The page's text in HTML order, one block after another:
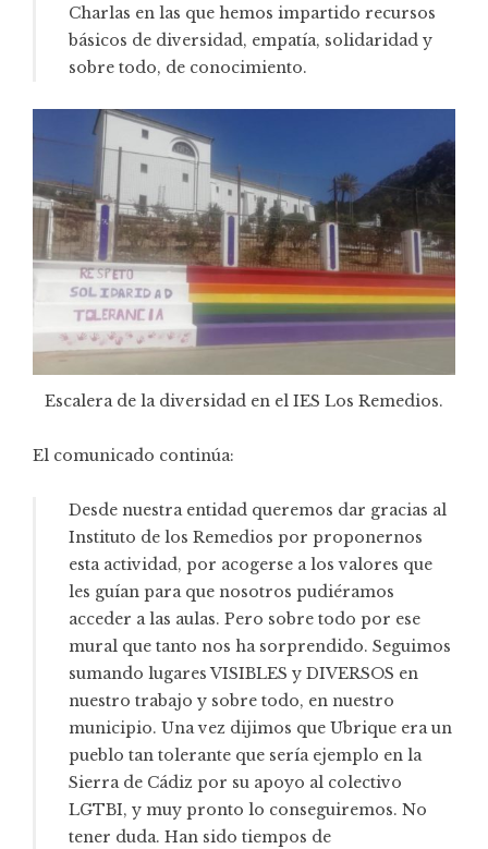
Charlas en las que hemos impartido recursos
básicos de diversidad, empatía, solidaridad y
sobre todo, de conocimiento.
Escalera de la diversidad en el IES Los Remedios.
El comunicado continúa:
Desde nuestra entidad queremos dar gracias al
Instituto de los Remedios por proponernos
esta actividad, por acogerse a los valores que
les guían para que nosotros pudiéramos
acceder a las aulas. Pero sobre todo por ese
mural que tanto nos ha sorprendido. Seguimos
sumando lugares VISIBLES y DIVERSOS en
nuestro trabajo y sobre todo, en nuestro
municipio. Una vez dijimos que Ubrique era un
pueblo tan tolerante que sería ejemplo en la
Sierra de Cádiz por su apoyo al colectivo
LGTBI, y muy pronto lo conseguiremos. No
tener duda. Han sido tiempos de